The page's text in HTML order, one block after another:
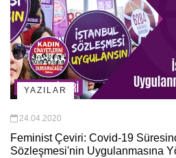
YAZILAR
24.04.2020
Feminist Çeviri: Covid-19
Sözleşmesi'nin Uygulanmasına